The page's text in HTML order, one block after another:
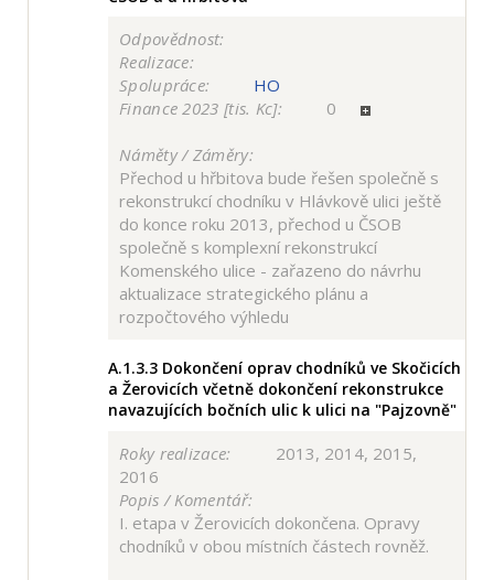
Odpovědnost:
Realizace:
Spolupráce:
HO
Finance 2023 [tis. Kc]:
0
Náměty / Záměry:
Přechod u hřbitova bude řešen společně s
rekonstrukcí chodníku v Hlávkově ulici ještě
do konce roku 2013, přechod u ČSOB
společně s komplexní rekonstrukcí
Komenského ulice - zařazeno do návrhu
aktualizace strategického plánu a
rozpočtového výhledu
A.1.3.3 Dokončení oprav chodníků ve Skočicích
a Žerovicích včetně dokončení rekonstrukce
navazujících bočních ulic k ulici na "Pajzovně"
Roky realizace:
2013, 2014, 2015,
2016
Popis / Komentář:
I. etapa v Žerovicích dokončena. Opravy
chodníků v obou místních částech rovněž.